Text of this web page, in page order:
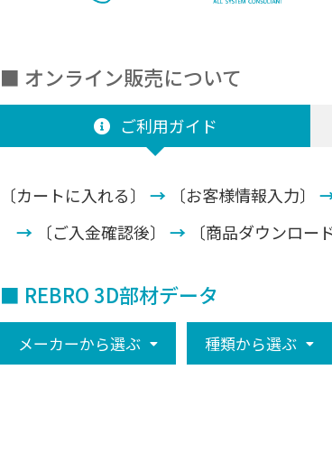
■ オンライン販売について
ご利用ガイド
〔カートに入れる〕 → 〔お客様情報入力〕
→ 〔ご入金確認後〕 → 〔商品ダウンロー
■ REBRO 3D部材データ
メーカーから選ぶ 種類から選ぶ